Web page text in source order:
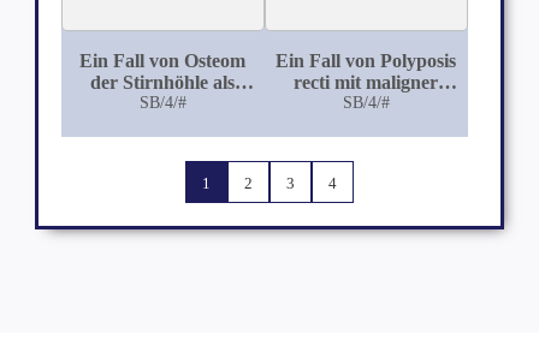
Ein Fall von Osteom
der Stirnhöhle als
Beitrag zur
SB/4/#
Ein Fall von Polyposis
recti mit maligner
Degeneration
SB/4/#
1 2 3 4